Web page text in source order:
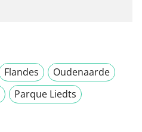
Flandes
Oudenaarde
Parque Liedts